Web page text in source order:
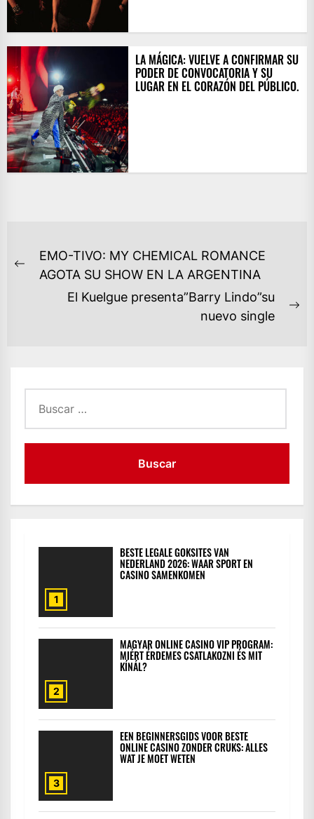
LA MÁGICA: VUELVE A CONFIRMAR SU
PODER DE CONVOCATORIA Y SU
LUGAR EN EL CORAZÓN DEL PÚBLICO.
NAVEGACIÓN
DE
ENTRADAS
Previous
EMO-TIVO: MY CHEMICAL ROMANCE
AGOTA SU SHOW EN LA ARGENTINA
El Kuelgue presenta”Barry Lindo”su
nuevo single
1
BESTE LEGALE GOKSITES VAN
NEDERLAND 2026: WAAR SPORT EN
CASINO SAMENKOMEN
2
MAGYAR ONLINE CASINO VIP PROGRAM:
MIÉRT ÉRDEMES CSATLAKOZNI ÉS MIT
KÍNÁL?
3
EEN BEGINNERSGIDS VOOR BESTE
ONLINE CASINO ZONDER CRUKS: ALLES
WAT JE MOET WETEN